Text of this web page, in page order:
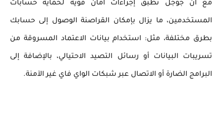
مع أن جوجل تطبق إجراءات أمان قوية لحماية حسابات
المستخدمين، ما يزال بإمكان القراصنة الوصول إلى حسابك
بطرق مختلفة، مثل: استخدام بيانات الاعتماد المسروقة من
تسريبات البيانات أو رسائل التصيد الاحتيالي، بالإضافة إلى
البرامج الضارة أو الاتصال عبر شبكات الواي فاي غير الآمنة.